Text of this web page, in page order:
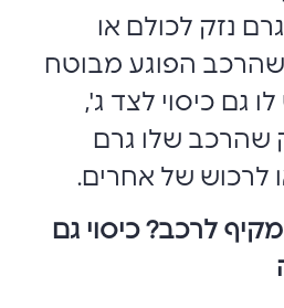
נזק לכולם או
הפוגע מבוטח
גם כיסוי לצד ג',
שהרכב שלו גרם
לרכוש של אחרים.
לרכב? כיסוי גם